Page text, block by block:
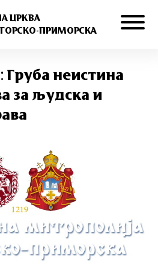
ЦРКВА
ПРИМОРСКА
Груба неистина
за људска и